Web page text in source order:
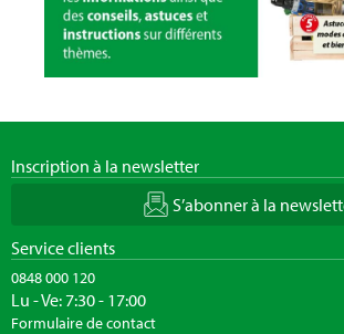
Inscription à la newsletter
S’abonner à la
Service clients
0848 000 120
Lu - Ve: 7:30 - 17:00
Formulaire de contact